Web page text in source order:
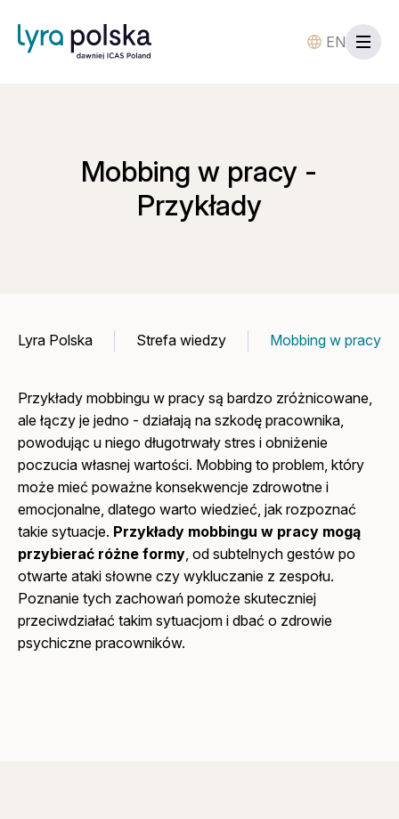
EN
Mobbing w pracy -
Przykłady
Lyra Polska Strefa wiedzy Mobbing w pracy -
Przykłady mobbingu w pracy są bardzo zróżnicowane,
ale łączy je jedno - działają na szkodę pracownika,
powodując u niego długotrwały stres i obniżenie
poczucia własnej wartości. Mobbing to problem, który
może mieć poważne konsekwencje zdrowotne i
emocjonalne, dlatego warto wiedzieć, jak rozpoznać
takie sytuacje. Przykłady mobbingu w pracy mogą
przybierać różne formy, od subtelnych gestów po
otwarte ataki słowne czy wykluczanie z zespołu.
Poznanie tych zachowań pomoże skuteczniej
przeciwdziałać takim sytuacjom i dbać o zdrowie
psychiczne pracowników.